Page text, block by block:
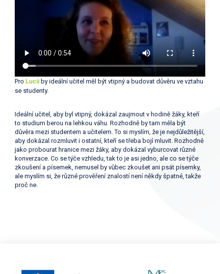
Pro Lucii by ideální učitel měl být vtipný a budovat důvěru ve vztahu
se studenty.
Ideální učitel, aby byl vtipný, dokázal zaujmout v hodině žáky, kteří
to studium berou na lehkou váhu. Rozhodně by tam měla být
důvěra mezi studentem a učitelem. To si myslím, že je nejdůležitější,
aby dokázal rozmluvit i ostatní, kteří se třeba bojí mluvit. Rozhodně
jako probourat hranice mezi žáky, aby dokázal vyburcovat různé
konverzace. Co se týče vzhledu, tak to je asi jedno, ale co se týče
zkoušení a písemek, nemusel by vůbec zkoušet ani psát písemky,
ale myslím si, že různé prověření znalostí není někdy špatné, takže
proč ne.